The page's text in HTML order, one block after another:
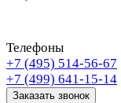
Телефоны
+7 (495) 514-56-67
+7 (499) 641-15-14
Заказать звонок